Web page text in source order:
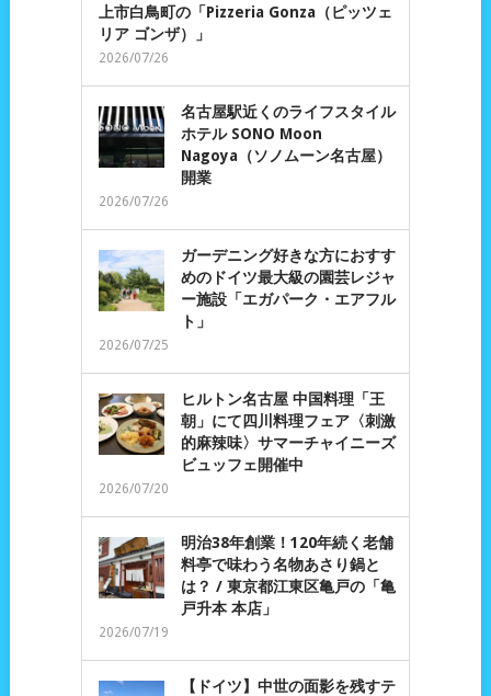
上市白鳥町の「Pizzeria Gonza（ピッツェ
リア ゴンザ）」
2026/07/26
名古屋駅近くのライフスタイル
ホテル SONO Moon
Nagoya（ソノムーン名古屋）
開業
2026/07/26
ガーデニング好きな方におすす
めのドイツ最大級の園芸レジャ
ー施設「エガパーク・エアフル
ト」
2026/07/25
ヒルトン名古屋 中国料理「王
朝」にて四川料理フェア〈刺激
的麻辣味〉サマーチャイニーズ
ビュッフェ開催中
2026/07/20
明治38年創業！120年続く老舗
料亭で味わう名物あさり鍋と
は？ / 東京都江東区亀戸の「亀
戸升本 本店」
2026/07/19
【ドイツ】中世の面影を残すテ